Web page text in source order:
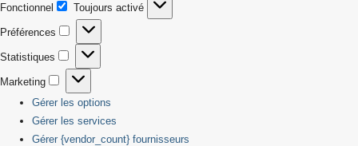
Fonctionnel
Fonctionnel
Toujours activé
Préférences
Préférences
Statistiques
Statistiques
Marketing
Marketing
Gérer les options
Gérer les services
Gérer {vendor_count} fournisseurs